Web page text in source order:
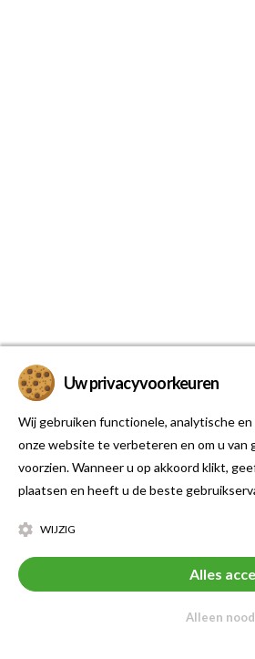
Uw privacyvoorkeuren
Wij gebruiken functionele, analytische
onze website te verbeteren en om u
voorzien. Wanneer u op akkoord klikt,
plaatsen en heeft u de beste
WIJZIG
Alles
Alleen